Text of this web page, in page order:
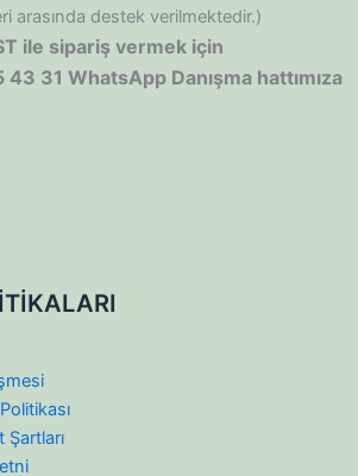
arasında destek verilmektedir.)
ile sipariş vermek için
31 WhatsApp Danışma hattımıza
Şartları